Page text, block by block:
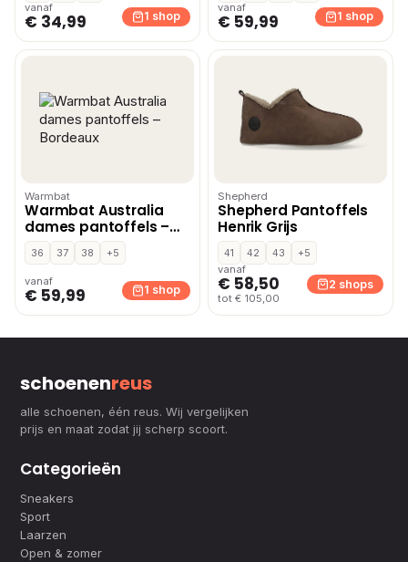
vanaf
€ 34,99 1 shop
vanaf
€ 59,99 1 shop
Warmbat
Warmbat Australia
dames pantoffels –
Bordeaux
36 37 38 +5
vanaf
€ 59,99 1 shop
Shepherd
Shepherd Pantoffels
Henrik Grijs
41 42 43
+5
vanaf
€ 58,50
tot € 105,00
2 shops
schoenenreus
alle schoenen, één reus. Wij vergelijken
prijs en maat zodat jij scherp scoort.
Categorieën
Sneakers
Sport
Laarzen
Open & zomer